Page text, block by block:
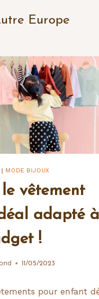
Europe
MODE BIJOUX
le vêtement
adapté à
!
11/05/2023
pour enfant